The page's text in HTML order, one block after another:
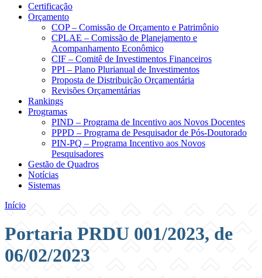
Certificação
Orçamento
COP – Comissão de Orçamento e Patrimônio
CPLAE – Comissão de Planejamento e
Acompanhamento Econômico
CIF – Comitê de Investimentos Financeiros
PPI – Plano Plurianual de Investimentos
Proposta de Distribuição Orçamentária
Revisões Orçamentárias
Rankings
Programas
PIND – Programa de Incentivo aos Novos Docentes
PPPD – Programa de Pesquisador de Pós-Doutorado
PIN-PQ – Programa Incentivo aos Novos
Pesquisadores
Gestão de Quadros
Notícias
Sistemas
Início
Portaria PRDU 001/2023, de
06/02/2023